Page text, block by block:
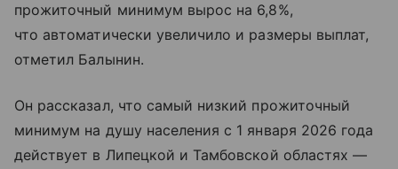
прожиточный минимум вырос на 6,8%,
что автоматически увеличило и размеры выплат,
отметил Балынин.
Он рассказал, что самый низкий прожиточный
минимум на душу населения с 1 января 2026 года
действует в Липецкой и Тамбовской областях —